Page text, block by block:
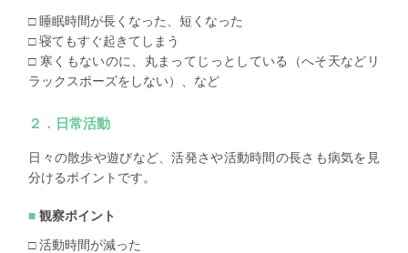
□ 睡眠時間が長くなった、短くなった
□ 寝てもすぐ起きてしまう
□ 寒くもないのに、丸まってじっとしている（へそ天などリ
ラックスポーズをしない）、など
２．日常活動
日々の散歩や遊びなど、活発さや活動時間の長さも病気を見
分けるポイントです。
観察ポイント
□ 活動時間が減った